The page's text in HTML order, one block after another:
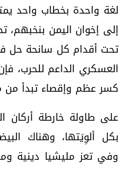
لغة واحدة بخطاب واحد
إلى إخوان اليمن
تحت أقدام كل سانحة حل
العسكري الداعم للحرب،
كسر عظم وإقصاء تبدأ من
على طاولة خارطة أركان
بكل ألوِيَتها، وهناك
وفي تعز مليشيا دينية